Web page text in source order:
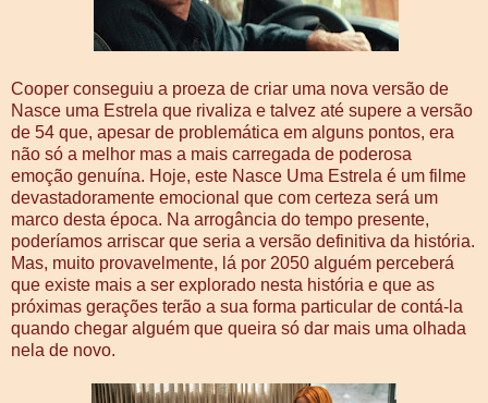
Cooper conseguiu a proeza de criar uma nova versão de
Nasce uma Estrela que rivaliza e talvez até supere a versão
de 54 que, apesar de problemática em alguns pontos, era
não só a melhor mas a mais carregada de poderosa
emoção genuína. Hoje, este Nasce Uma Estrela é um filme
devastadoramente emocional que com certeza será um
marco desta época. Na arrogância do tempo presente,
poderíamos arriscar que seria a versão definitiva da história.
Mas, muito provavelmente, lá por 2050 alguém perceberá
que existe mais a ser explorado nesta história e que as
próximas gerações terão a sua forma particular de contá-la
quando chegar alguém que queira só dar mais uma olhada
nela de novo.